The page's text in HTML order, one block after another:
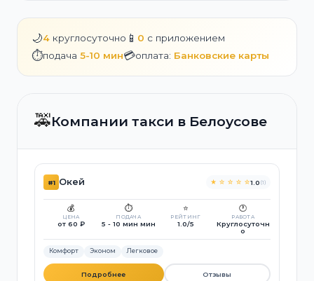
🌙4 круглосуточно 📱 0 с приложением
⏱️подача 5-10 мин💳оплата: Банковские карты
🚕Компании такси в Белоусове
#1 Окей ★ ☆ ☆ ☆ ☆1.0 (1)
💰
ЦЕНА
от 60 ₽
⏱️
ПОДАЧА
5 - 10 мин мин
⭐
РЕЙТИНГ
1.0/5
🕐
РАБОТА
Круглосуточн
о
Комфорт Эконом Легковое
Подробнее Отзывы